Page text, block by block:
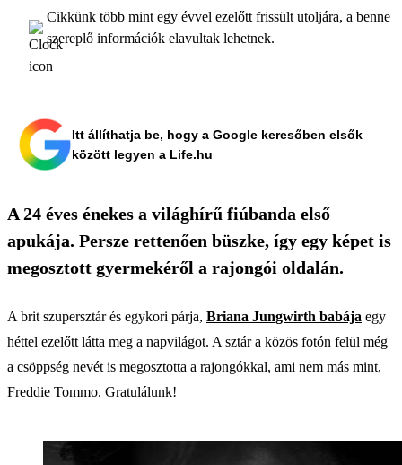
Cikkünk több mint egy évvel ezelőtt frissült utoljára, a benne
szereplő információk elavultak lehetnek.
Itt állíthatja be, hogy a Google keresőben elsők
között legyen a Life.hu
A 24 éves énekes a világhírű fiúbanda első
apukája. Persze rettenően büszke, így egy képet is
megosztott gyermekéről a rajongói oldalán.
A brit szupersztár és egykori párja, Briana Jungwirth babája egy
héttel ezelőtt látta meg a napvilágot. A sztár a közös fotón felül még
a csöppség nevét is megosztotta a rajongókkal, ami nem más mint,
Freddie Tommo. Gratulálunk!